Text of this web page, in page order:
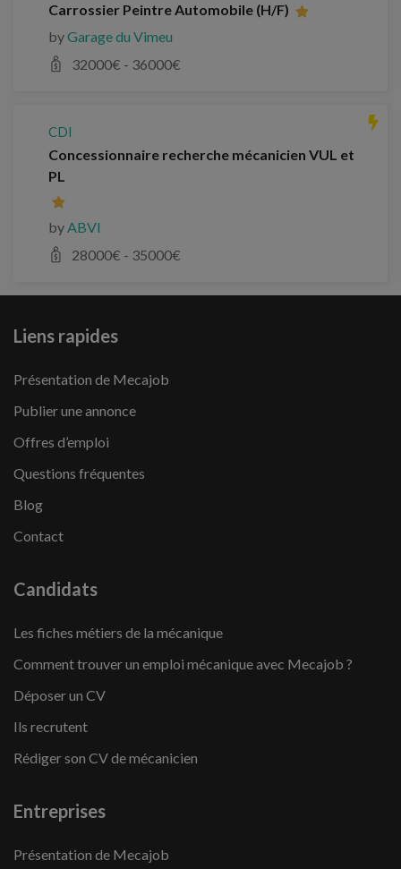
Carrossier Peintre Automobile (H/F)
byGarage du Vimeu
32000€ - 36000€
CDI
Concessionnaire recherche mécanicien VUL et
PL
byABVI
28000€ - 35000€
Liens rapides
Présentation de Mecajob
Publier une annonce
Offres d’emploi
Questions fréquentes
Blog
Contact
Candidats
Les fiches métiers de la mécanique
Comment trouver un emploi mécanique avec Mecajob ?
Déposer un CV
Ils recrutent
Rédiger son CV de mécanicien
Entreprises
Présentation de Mecajob